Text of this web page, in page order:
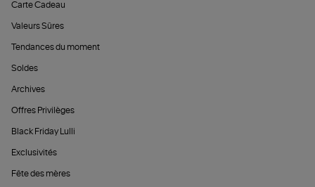
Carte Cadeau
Valeurs Sûres
Tendances du moment
Soldes
Archives
Offres Privilèges
Black Friday Lulli
Exclusivités
Fête des mères